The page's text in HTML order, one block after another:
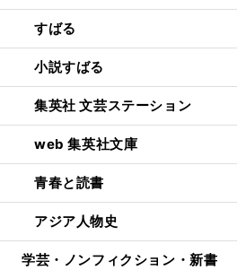
すばる
小説すばる
集英社 文芸ステーション
web 集英社文庫
青春と読書
アジア人物史
学芸・ノンフィクション・新書